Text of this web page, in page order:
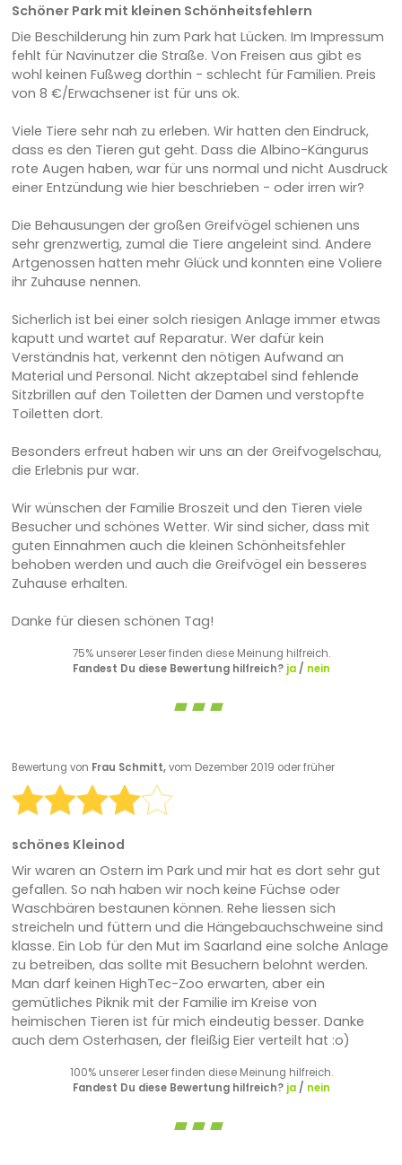
Schöner Park mit kleinen Schönheitsfehlern
Die Beschilderung hin zum Park hat Lücken. Im Impressum
fehlt für Navinutzer die Straße. Von Freisen aus gibt es
wohl keinen Fußweg dorthin - schlecht für Familien. Preis
von 8 €/Erwachsener ist für uns ok.
Viele Tiere sehr nah zu erleben. Wir hatten den Eindruck,
dass es den Tieren gut geht. Dass die Albino-Kängurus
rote Augen haben, war für uns normal und nicht Ausdruck
einer Entzündung wie hier beschrieben - oder irren wir?
Die Behausungen der großen Greifvögel schienen uns
sehr grenzwertig, zumal die Tiere angeleint sind. Andere
Artgenossen hatten mehr Glück und konnten eine Voliere
ihr Zuhause nennen.
Sicherlich ist bei einer solch riesigen Anlage immer etwas
kaputt und wartet auf Reparatur. Wer dafür kein
Verständnis hat, verkennt den nötigen Aufwand an
Material und Personal. Nicht akzeptabel sind fehlende
Sitzbrillen auf den Toiletten der Damen und verstopfte
Toiletten dort.
Besonders erfreut haben wir uns an der Greifvogelschau,
die Erlebnis pur war.
Wir wünschen der Familie Broszeit und den Tieren viele
Besucher und schönes Wetter. Wir sind sicher, dass mit
guten Einnahmen auch die kleinen Schönheitsfehler
behoben werden und auch die Greifvögel ein besseres
Zuhause erhalten.
Danke für diesen schönen Tag!
75% unserer Leser finden diese Meinung hilfreich.
Fandest Du diese Bewertung hilfreich? ja/ nein
Bewertung von Frau Schmitt,vom Dezember 2019 oder früher
schönes Kleinod
Wir waren an Ostern im Park und mir hat es dort sehr gut
gefallen. So nah haben wir noch keine Füchse oder
Waschbären bestaunen können. Rehe liessen sich
streicheln und füttern und die Hängebauchschweine sind
klasse. Ein Lob für den Mut im Saarland eine solche Anlage
zu betreiben, das sollte mit Besuchern belohnt werden.
Man darf keinen HighTec-Zoo erwarten, aber ein
gemütliches Piknik mit der Familie im Kreise von
heimischen Tieren ist für mich eindeutig besser. Danke
auch dem Osterhasen, der fleißig Eier verteilt hat :o)
100% unserer Leser finden diese Meinung hilfreich.
Fandest Du diese Bewertung hilfreich? ja/ nein